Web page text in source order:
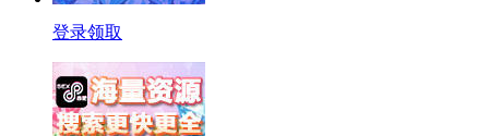
登录领取